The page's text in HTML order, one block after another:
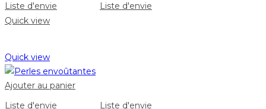
Liste d'envie
Liste d'envie
Quick view
Quick view
Ajouter au panier
Liste d'envie
Liste d'envie